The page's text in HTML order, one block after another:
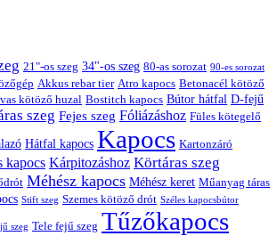
21"-os szeg 34"-os szeg 80-as sorozat 90-es sorozat
Akkus rebar tier Atro kapocs Betonacél kötöző
kötöző huzal Bostitch kapocs Bútor hátfal D-fejű
szeg Fejes szeg Fóliázáshoz Füles kötegelő
Hátfal kapocs Kapocs Kartonzáró
kapocs Kárpitozáshoz Körtáras szeg
Méhész kapocs Méhész keret Műanyag táras
Stift szeg Szemes kötöző drót Széles kapocsbútor
szeg Tele fejű szeg Tűzőkapocs